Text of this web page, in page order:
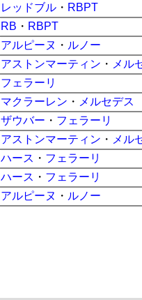
レッドブル ・ RBPT
RB ・ RBPT
アルピーヌ ・ ルノー
アストンマーティン ・ メル
フェラーリ
マクラーレン ・ メルセデス
ザウバー ・ フェラーリ
アストンマーティン ・ メル
ハース ・ フェラーリ
ハース ・ フェラーリ
アルピーヌ ・ ルノー